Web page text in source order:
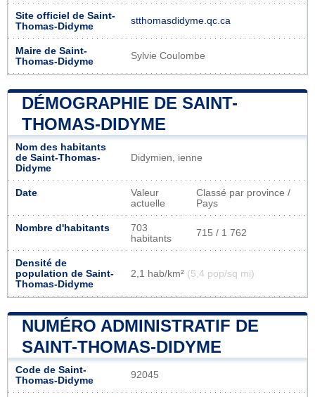
Site officiel de Saint-
Thomas-Didyme
stthomasdidyme.qc.ca
Maire de Saint-
Thomas-Didyme
Sylvie Coulombe
DÉMOGRAPHIE DE SAINT-
THOMAS-DIDYME
Nom des habitants
de Saint-Thomas-
Didyme
Didymien, ienne
Date
Valeur
actuelle
Classé par province /
Pays
Nombre d'habitants
703
habitants
715 / 1 762
Densité de
population de Saint-
Thomas-Didyme
2,1 hab/km² (5,4 pop/sq mi)
NUMÉRO ADMINISTRATIF DE
SAINT-THOMAS-DIDYME
Code de Saint-
Thomas-Didyme
92045